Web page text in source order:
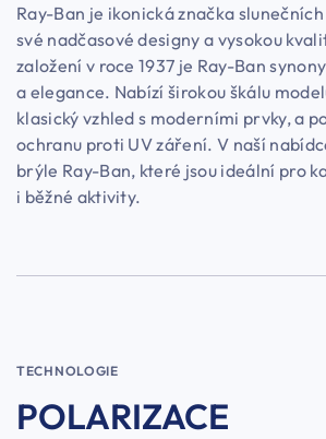
Ray-Ban je ikonická značka
své nadčasové designy a vysokou
založení v roce 1937 je Ray-Ban
a elegance. Nabízí širokou škálu
klasický vzhled s moderními prvky, a
ochranu proti UV záření. V naší
brýle Ray-Ban, které jsou ideální pro
i běžné aktivity.
TECHNOLOGIE
POLARIZACE